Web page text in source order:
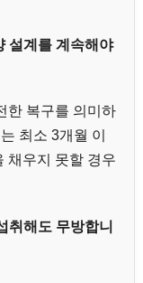
설계를 계속해야
한 복구를 의미하
최소 3개월 이
채우지 못할 경우
취해도 무방합니